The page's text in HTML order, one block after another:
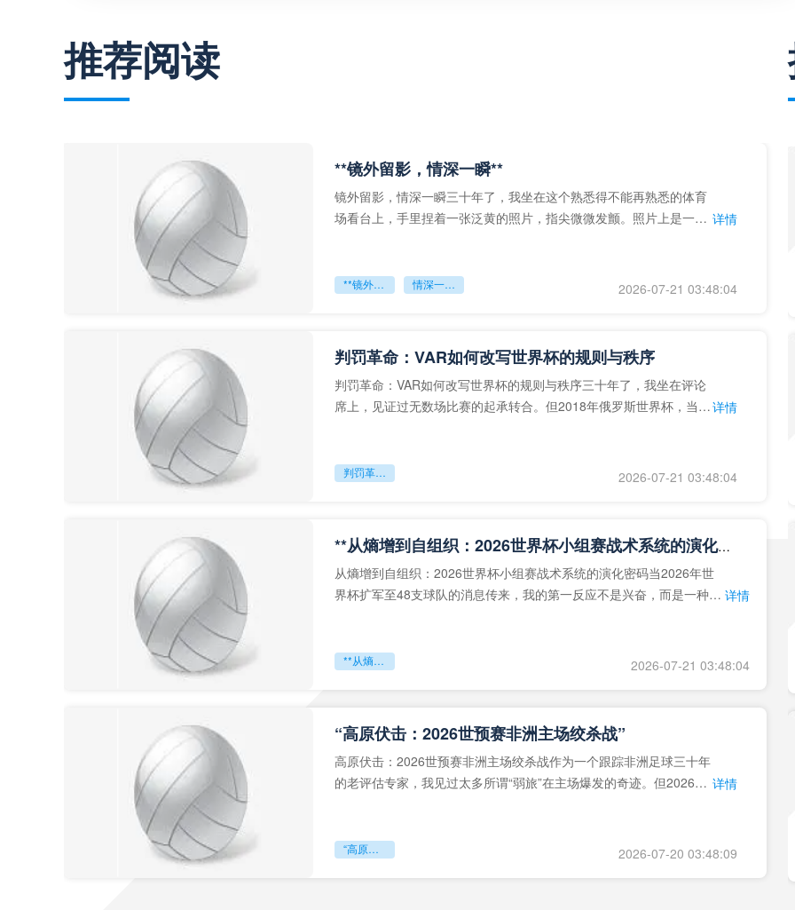
推荐阅读
**镜外留影，情深一瞬**
镜外留影，情深一瞬三十年了，我坐在这个熟悉得不能再熟悉的体育
场看台上，手里捏着一张泛黄的照片，指尖微微发颤。照片上是一个 详情
**镜外留影 情深一瞬** 2026-07-21 03:48:04
判罚革命：VAR如何改写世界杯的规则与秩序
判罚革命：VAR如何改写世界杯的规则与秩序三十年了，我坐在评论
席上，见证过无数场比赛的起承转合。但2018年俄罗斯世界杯，当
详情
判罚革命：VAR如何改写世界杯的规则与秩序 2026-07-21 03:48:04
**从熵增到自组织：2026世界杯小组赛战术系统的演化密码**
从熵增到自组织：2026世界杯小组赛战术系统的演化密码当2026年世
界杯扩军至48支球队的消息传来，我的第一反应不是兴奋，而是一种深 详情
**从熵增到自组织：2026世界杯小组赛战术系统的演化密码** 2026-07-21 03:48:04
“高原伏击：2026世预赛非洲主场绞杀战”
高原伏击：2026世预赛非洲主场绞杀战作为一个跟踪非洲足球三十年
的老评估专家，我见过太多所谓“弱旅”在主场爆发的奇迹。但2026年 详情
“高原伏击：2026世预赛非洲主场绞杀战” 2026-07-20 03:48:09